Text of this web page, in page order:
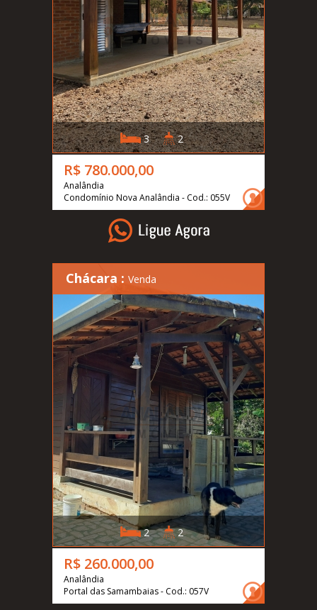
3 2
R$ 780.000,00
Analândia
Condomínio Nova Analândia - Cod.: 055V
Chácara : Venda
2 2
R$ 260.000,00
Analândia
Portal das Samambaias - Cod.: 057V